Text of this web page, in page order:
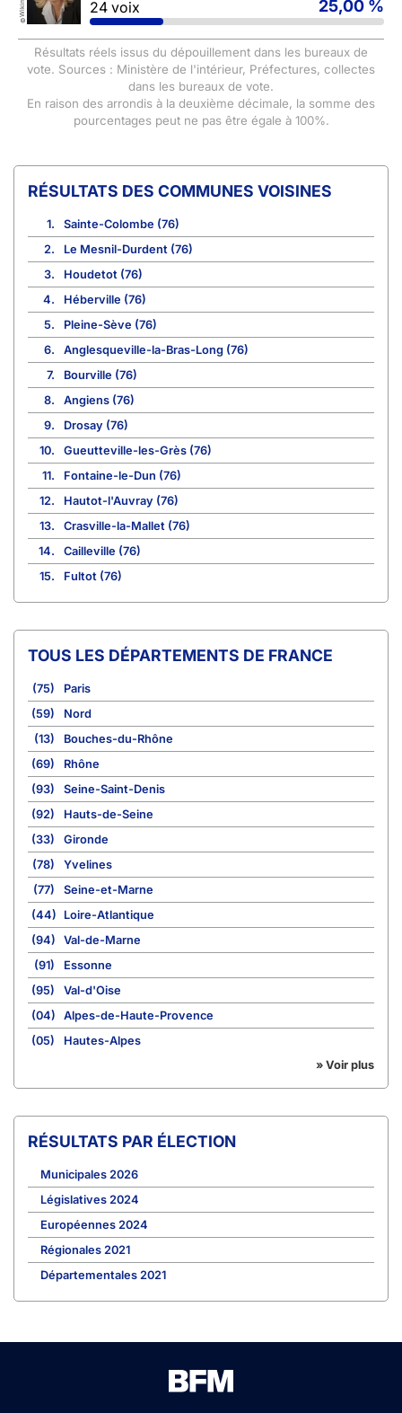
©
24 voix
25,00 %
Résultats réels issus du dépouillement dans les bureaux de
vote. Sources : Ministère de l'intérieur, Préfectures, collectes
dans les bureaux de vote.
En raison des arrondis à la deuxième décimale, la somme des
pourcentages peut ne pas être égale à 100%.
COMMUNES VOISINES
1.
Sainte-Colombe (76)
2.
Le Mesnil-Durdent (76)
3.
Houdetot (76)
4.
Héberville (76)
5.
Pleine-Sève (76)
6.
Anglesqueville-la-Bras-Long (76)
7.
Bourville (76)
8.
Angiens (76)
9.
Drosay (76)
10.
Gueutteville-les-Grès (76)
11.
Fontaine-le-Dun (76)
12.
Hautot-l'Auvray (76)
13.
Crasville-la-Mallet (76)
14.
Cailleville (76)
15.
Fultot (76)
TOUS LES DÉPARTEMENTS DE FRANCE
(75)
Paris
(59)
Nord
(13)
Bouches-du-Rhône
(69)
Rhône
(93)
Seine-Saint-Denis
(92)
Hauts-de-Seine
(33)
Gironde
(78)
Yvelines
(77)
Seine-et-Marne
(44)
Loire-Atlantique
(94)
Val-de-Marne
(91)
Essonne
(95)
Val-d'Oise
(04)
Alpes-de-Haute-Provence
(05)
Hautes-Alpes
» Voir plus
RÉSULTATS PAR ÉLECTION
Municipales 2026
Législatives 2024
Européennes 2024
Régionales 2021
Départementales 2021